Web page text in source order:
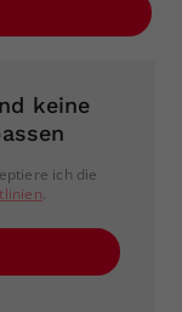
keine
ich die
.